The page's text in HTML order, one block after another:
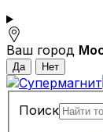
Ваш город
Поиск